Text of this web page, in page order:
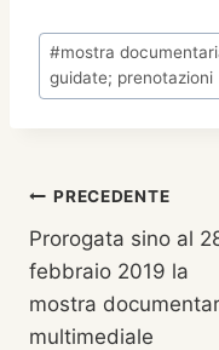
Tag
articolo:
#mostra
guidate; prenotazioni
Navigazione
articoli
PRECEDENTE
Prorogata sino al
febbraio 2019 la
mostra
multimediale